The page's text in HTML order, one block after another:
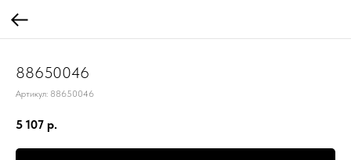
88650046
Артикул: 88650046
5 107 р.